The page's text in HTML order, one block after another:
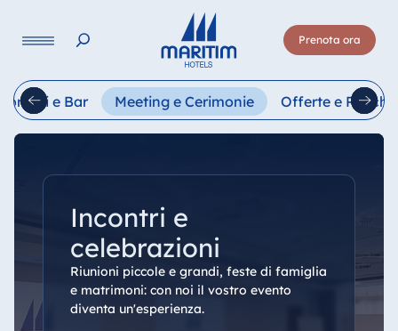
Prenota ora
English Français
e Bar Meeting e Cerimonie Offerte e
Incontri e
celebrazioni
Riunioni piccole e grandi, feste di famiglia
e matrimoni: con noi il vostro evento
diventa un'esperienza.